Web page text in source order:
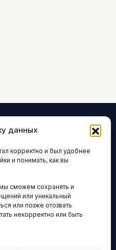
данных
корректно и был удобнее
и понимать, как вы
сможем сохранять и
или уникальный
или позже отозвать
некорректно или быть
IN
материалов